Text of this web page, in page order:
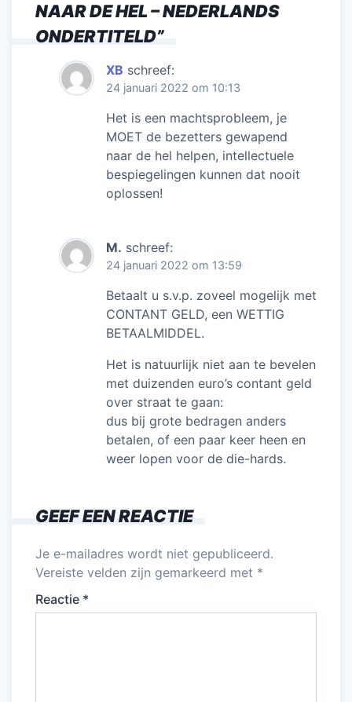
k
NAAR DE HEL – NEDERLANDS
ONDERTITELD”
XB schreef:
24 januari 2022 om 10:13
Het is een machtsprobleem, je
MOET de bezetters gewapend
naar de hel helpen, intellectuele
bespiegelingen kunnen dat nooit
oplossen!
M. schreef:
24 januari 2022 om 13:59
Betaalt u s.v.p. zoveel mogelijk met
CONTANT GELD, een WETTIG
BETAALMIDDEL.
Het is natuurlijk niet aan te bevelen
met duizenden euro’s contant geld
over straat te gaan:
dus bij grote bedragen anders
betalen, of een paar keer heen en
weer lopen voor de die-hards.
GEEF EEN REACTIE
Je e-mailadres wordt niet gepubliceerd.
Vereiste velden zijn gemarkeerd met *
Reactie *